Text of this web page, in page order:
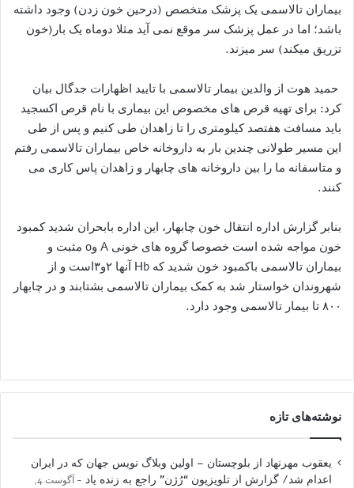
بیماران تالاسمی یک پزشک متخصص (درحین خون زدن) وجود داشته
باشد؛ اما در عمل پزشک سر موقع نمی آید مثلا دوماه یک بار(خون
تزریق میکند) سر میزند.
‍ حمید هوت از والدین بیمار تالاسمی با تایید اظهارات جدگال بیان
کرد: برای تهیه قرص های مخصوص این بیماری با نام قرص اکسجید
باید مسافت هفتصد کیلومتری را تا زاهدان طی کنیم و پس از طی
این مسیر طولانی چندین بار به داروخانه خاص بیماران تالاسمی رفتم
و متاسفانه ما را بین داروخانه های چابهار و زاهدان پاس کاری می
کنند.
بنابر گزارش اداره انتقال خون چابهار، این اداره بابحران شدید کمبود
خون مواجه شده است خصوصا گروه های خونی A وo مثبت و
بیماران تالاسمی باکمبود خون شدید که Hb آنها ۲و۳است و از
شهروندان خواستار شد به کمک بیماران تالاسمی بشتابند و در چابهار
۸۰۰ تا بیمار تالاسمی وجود دارد.
نوشته‌های تازه
یعقوب مهرنهاد از بلوچستان – اولین وبلاگ نویس جهان که در ایران
اعدام شد/ گزارش از تلویزیون “رُژن” راجع به زنده یاد
آگوست 4,